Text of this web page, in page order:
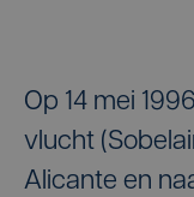
Op 14 mei
vlucht
Alicante en